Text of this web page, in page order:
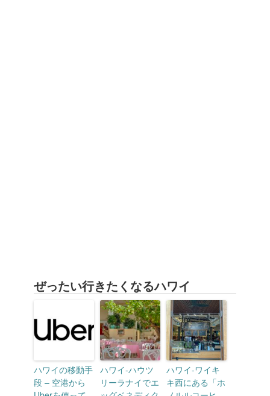
ぜったい行きたくなるハワイ
ハワイの移動手
段 – 空港から
ハワイ-ハウツ
リーラナイでエ
ハワイ-ワイキ
キ西にある「ホ